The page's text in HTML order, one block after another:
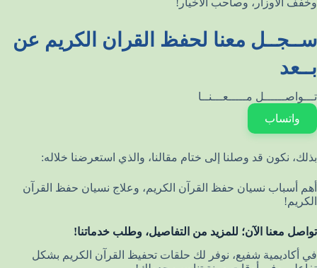
ســجــل معنا لحفظ القران الكريم عن
بــعد
تـــواصــــــل مـــــعـــنــا
واتساب
بذلك، نكون قد وصلنا إلى ختام مقالنا، والذي استعرضنا خلاله:
أهم أسباب نسيان حفظ القرآن الكريم، وعلاج نسيان حفظ القرآن
الكريم!
تواصل معنا الآن؛ للمزيد من التفاصيل، وطلب خدماتنا!
في أكاديمية شفيع، نوفر لك حلقات تحفيظ القرآن الكريم بشكل